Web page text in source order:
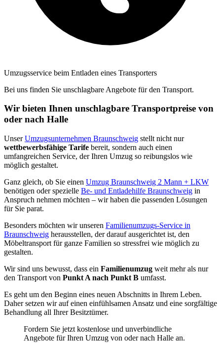
Umzugsservice beim Entladen eines Transporters
Bei uns finden Sie unschlagbare Angebote für den Transport.
Wir bieten Ihnen unschlagbare Transportpreise von
oder nach Halle
UnserUmzugsunternehmen Braunschweig stellt nicht nur
wettbewerbsfähige Tarife bereit, sondern auch einen
umfangreichen Service, der Ihren Umzug so reibungslos wie
möglich gestaltet.
Ganz gleich, ob Sie einen Umzug Braunschweig 2 Mann + LKW
benötigen oder spezielle Be- und Entladehilfe Braunschweig in
Anspruch nehmen möchten – wir haben die passenden Lösungen
für Sie parat.
Besonders möchten wir unseren Familienumzugs-Service in
Braunschweig herausstellen, der darauf ausgerichtet ist, den
Möbeltransport für ganze Familien so stressfrei wie möglich zu
gestalten.
Wir sind uns bewusst, dass ein Familienumzug weit mehr als nur
den Transport von Punkt A nach Punkt B umfasst.
Es geht um den Beginn eines neuen Abschnitts in Ihrem Leben.
Daher setzen wir auf einen einfühlsamen Ansatz und eine sorgfältige
Behandlung all Ihrer Besitztümer.
Fordern Sie jetzt kostenlose und unverbindliche
Angebote für Ihren Umzug von oder nach Halle an.